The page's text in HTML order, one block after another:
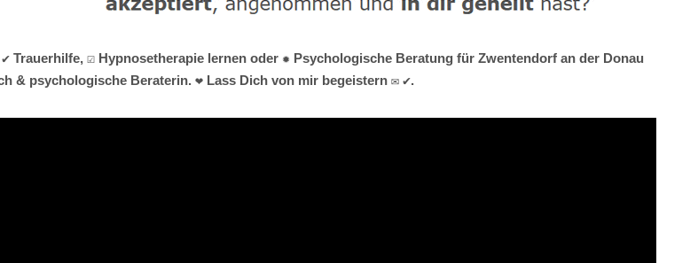
Trauerhilfe, ☑️ Hypnosetherapie lernen oder ✹ Psychologische Beratung für Zwentendorf an der Donau
& psychologische Beraterin. ❤ Lass Dich von mir begeistern ✉ ✔.